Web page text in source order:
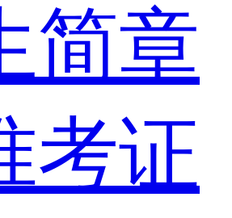
简章
考证